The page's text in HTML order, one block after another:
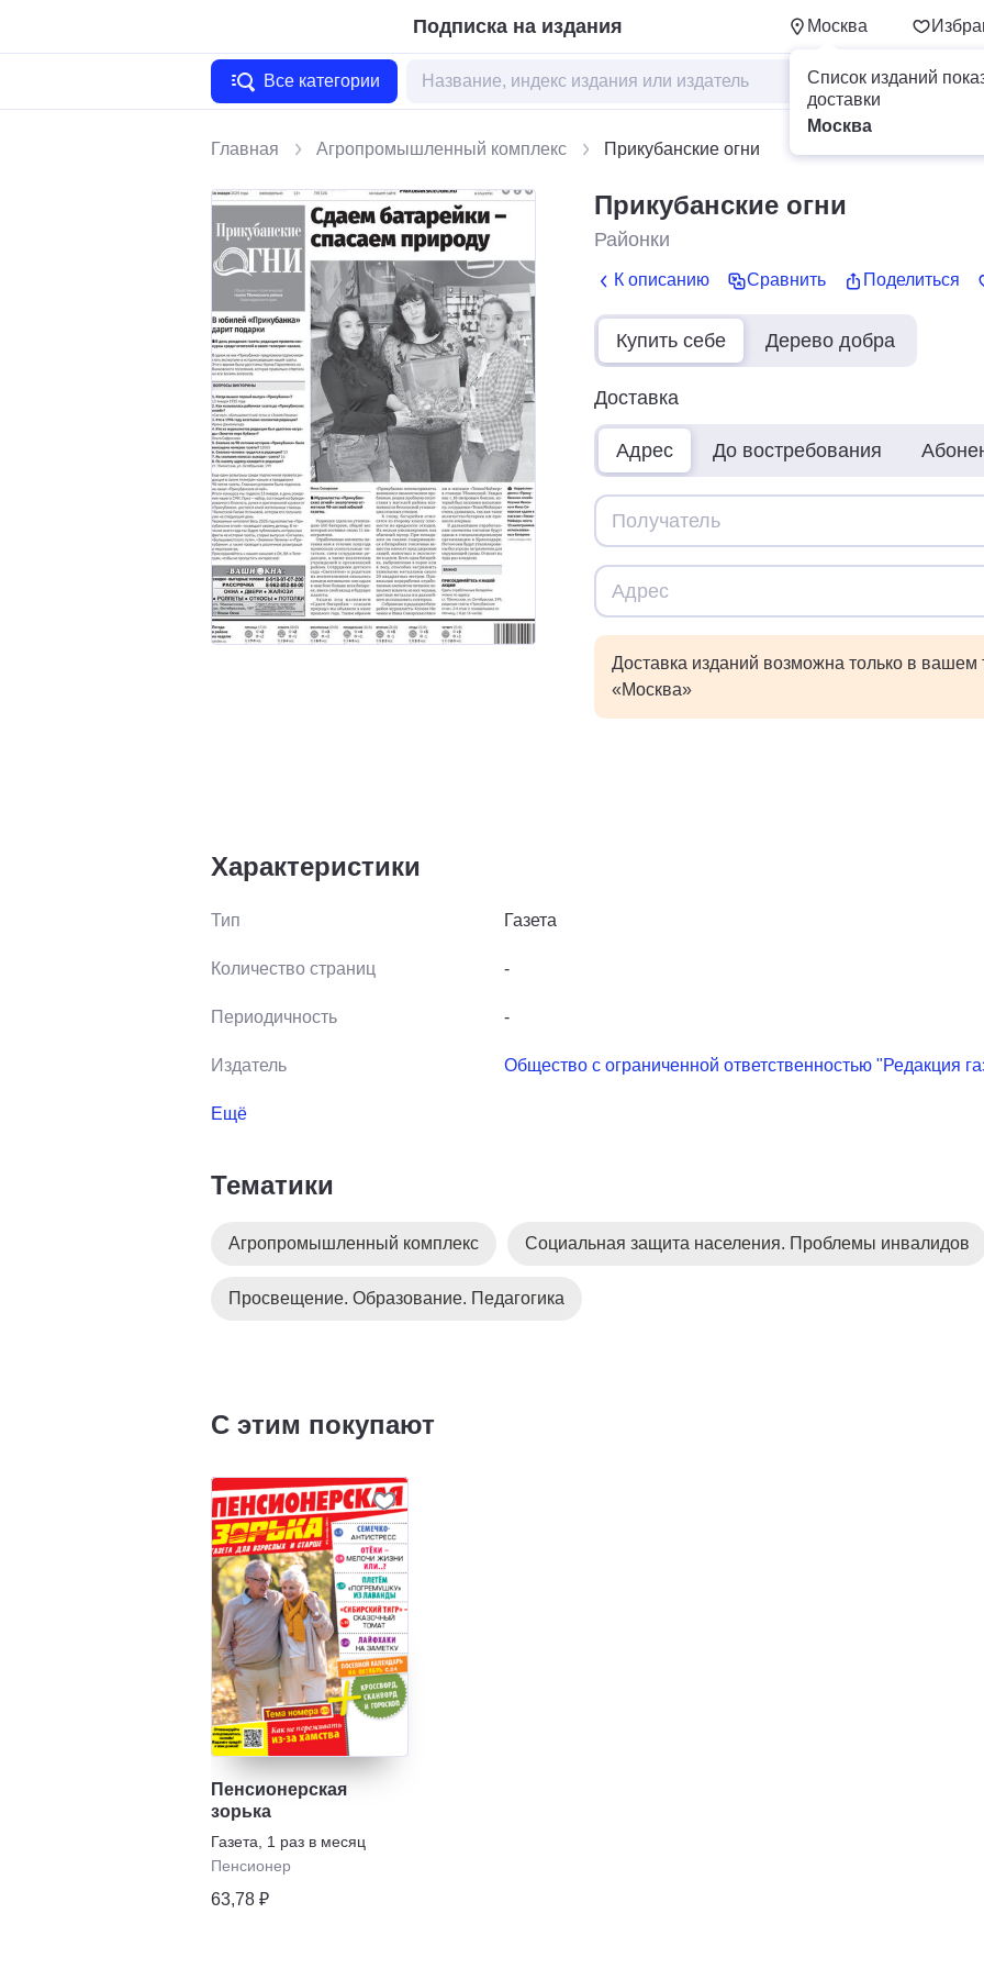
Подписка на издания Москва
Список изданий
доставки
Москва
Все категории
Главная Агропромышленный комплекс Прикубанские огни
Прикубанские огни
Районки
К описанию Сравнить Поделиться
Купить себе Дерево добра
Доставка
Адрес До востребования
Доставка изданий возможна только в вашем
«Москва»
Характеристики
Тип Газета
Количество страниц -
Периодичность -
Издатель Общество с ограниченной ответственностью "Редакция
Ещё
Тематики
Агропромышленный комплекс Социальная защита населения. Проблемы инвалидов
Просвещение. Образование. Педагогика
С этим покупают
Пенсионерская
зорька
Газета
1 раз в месяц
Пенсионер
63,78 ₽